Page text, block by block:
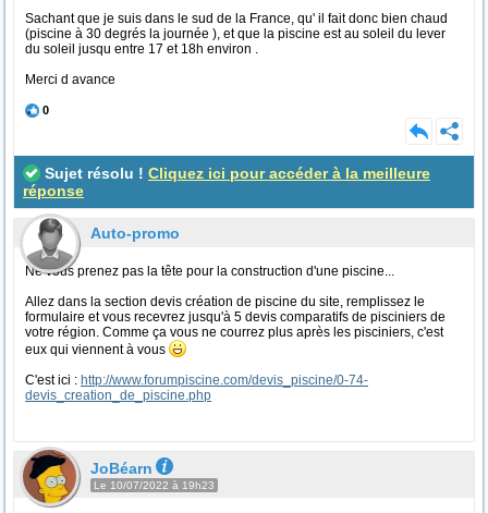
Sachant que je suis dans le sud de la France, qu' il fait donc bien chaud
(piscine à 30 degrés la journée ), et que la piscine est au soleil du lever
du soleil jusqu entre 17 et 18h environ .
Merci d avance
0
Sujet résolu ! Cliquez ici pour accéder à la meilleure
réponse
Auto-promo
Ne vous prenez pas la tête pour la construction d'une piscine...
Allez dans la section devis création de piscine du site, remplissez le
formulaire et vous recevrez jusqu'à 5 devis comparatifs de pisciniers de
votre région. Comme ça vous ne courrez plus après les pisciniers, c'est
eux qui viennent à vous
C'est ici : http://www.forumpiscine.com/devis_piscine/0-74-
devis_creation_de_piscine.php
JoBéarn
Le 10/07/2022 à 19h23